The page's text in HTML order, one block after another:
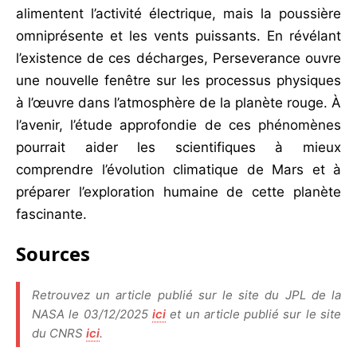
alimentent l’activité électrique, mais la poussière
omniprésente et les vents puissants. En révélant
l’existence de ces décharges, Perseverance ouvre
une nouvelle fenêtre sur les processus physiques
à l’œuvre dans l’atmosphère de la planète rouge. À
l’avenir, l’étude approfondie de ces phénomènes
pourrait aider les scientifiques à mieux
comprendre l’évolution climatique de Mars et à
préparer l’exploration humaine de cette planète
fascinante.
Sources
Retrouvez un article publié sur le site du JPL de la
NASA le 03/12/2025 iciet un article publié sur le site
du CNRS ici.